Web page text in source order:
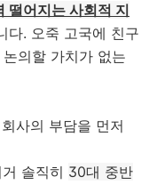
떨어지는 사회적 지
다. 오죽 고국에 친구
의할 가치가 없는
사의 부담을 먼저
솔직히 30대 중반